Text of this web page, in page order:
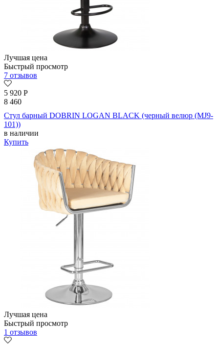
Лучшая цена
Быстрый просмотр
7 отзывов
5 920 Р
8 460
Стул барный DOBRIN LOGAN BLACK (черный велюр (MJ9-
101))
в наличии
Купить
Лучшая цена
Быстрый просмотр
1 отзывов